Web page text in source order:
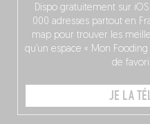
Dispo gratuitement sur
000 adresses partout en
map pour trouver les
qu’un espace « Mon
de
JE LA